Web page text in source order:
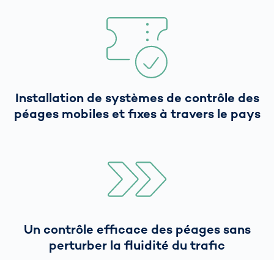
Installation de systèmes de contrôle des
péages mobiles et fixes à travers le pays
Un contrôle efficace des péages sans
perturber la fluidité du trafic